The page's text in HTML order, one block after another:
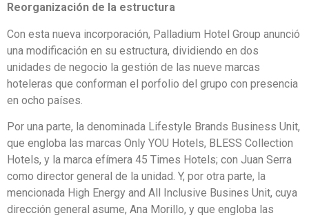
Reorganización de la estructura
Con esta nueva incorporación, Palladium Hotel Group anunció
una modificación en su estructura, dividiendo en dos
unidades de negocio la gestión de las nueve marcas
hoteleras que conforman el porfolio del grupo con presencia
en ocho países.
Por una parte, la denominada Lifestyle Brands Business Unit,
que engloba las marcas Only YOU Hotels, BLESS Collection
Hotels, y la marca efímera 45 Times Hotels; con Juan Serra
como director general de la unidad. Y, por otra parte, la
mencionada High Energy and All Inclusive Busines Unit, cuya
dirección general asume, Ana Morillo, y que engloba las